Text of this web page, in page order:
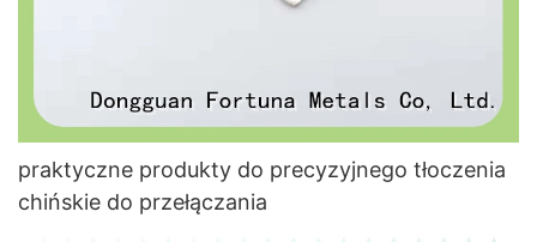
praktyczne produkty do precyzyjnego tłoczenia
chińskie do przełączania